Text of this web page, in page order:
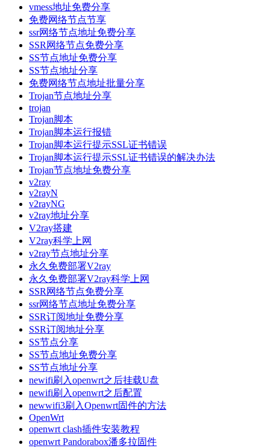
vmess地址免费分享
免费网络节点节享
ssr网络节点地址免费分享
SSR网络节点免费分享
SS节点地址免费分享
SS节点地址分享
免费网络节点地址批量分享
Trojan节点地址分享
trojan
Trojan脚本
Trojan脚本运行报错
Trojan脚本运行提示SSL证书错误
Trojan脚本运行提示SSL证书错误的解决办法
Trojan节点地址免费分享
v2ray
v2rayN
v2rayNG
v2ray地址分享
V2ray搭建
V2ray科学上网
v2ray节点地址分享
永久免费部署V2ray
永久免费部署V2ray科学上网
SSR网络节点免费分享
ssr网络节点地址免费分享
SSR订阅地址免费分享
SSR订阅地址分享
SS节点分享
SS节点地址免费分享
SS节点地址分享
newifi刷入openwrt之后挂载U盘
newifi刷入openwrt之后配置
newwifi3刷入Openwrt固件的方法
OpenWrt
openwrt clash插件安装教程
openwrt Pandorabox潘多拉固件